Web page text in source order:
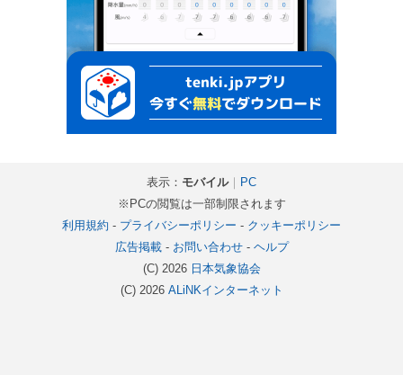
表示： モバイル｜
PC
※PCの閲覧は一部制限されます
利用規約 - プライバシーポリシー - クッキーポリシー
広告掲載- お問い合わせ- ヘルプ
(C) 2026 日本気象協会
(C) 2026 ALiNKインターネット